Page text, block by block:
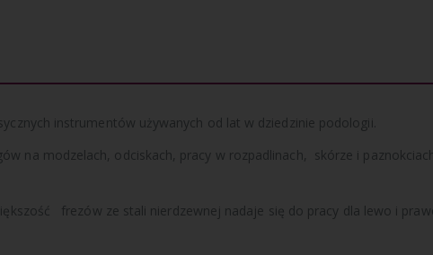
instrumentów używanych od lat w dziedzinie podologii.
na modzelach, odciskach, pracy w rozpadlinach, skórze i
frezów ze stali nierdzewnej nadaje się do pracy dla lewo i